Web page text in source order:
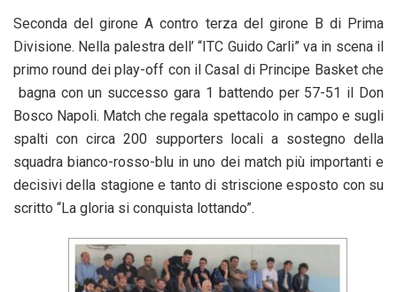
Seconda del girone A contro terza del girone B di Prima
Divisione. Nella palestra dell’ “ITC Guido Carli” va in scena il
primo round dei play-off con il Casal di Principe Basket che
bagna con un successo gara 1 battendo per 57-51 il Don
Bosco Napoli. Match che regala spettacolo in campo e sugli
spalti con circa 200 supporters locali a sostegno della
squadra bianco-rosso-blu in uno dei match più importanti e
decisivi della stagione e tanto di striscione esposto con su
scritto “La gloria si conquista lottando”.